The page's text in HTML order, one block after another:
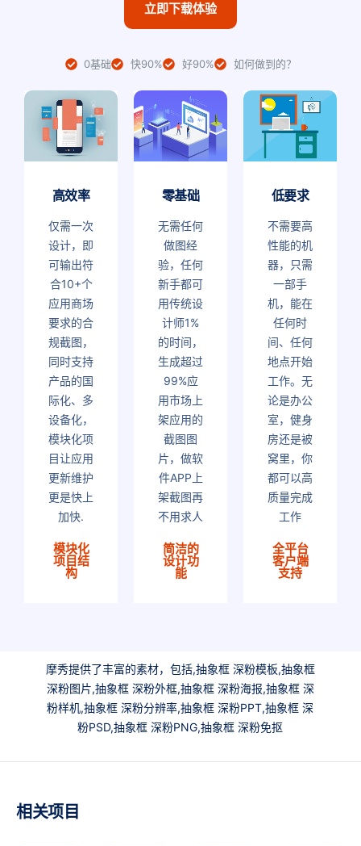
立即下载体验
0基础 快90% 好90% 如何做到的？
高效率
仅需一次
设计，即
可输出符
合10+个
应用商场
要求的合
规截图，
同时支持
产品的国
际化、多
设备化，
模块化项
目让应用
更新维护
更是快上
加快.
模块化
项目结
构
零基础
无需任何
做图经
验，任何
新手都可
用传统设
计师1%
的时间，
生成超过
99%应
用市场上
架应用的
截图图
片，做软
件APP上
架截图再
不用求人
简洁的
设计功
能
低要求
不需要高
性能的机
器，只需
一部手
机，能在
任何时
间、任何
地点开始
工作。无
论是办公
室，健身
房还是被
窝里，你
都可以高
质量完成
工作
全平台
客户端
支持
摩秀提供了丰富的素材，包括,抽象框 深粉模板,抽象框
深粉图片,抽象框 深粉外框,抽象框 深粉海报,抽象框 深
粉样机,抽象框 深粉分辨率,抽象框 深粉PPT,抽象框 深
粉PSD,抽象框 深粉PNG,抽象框 深粉免抠
相关项目